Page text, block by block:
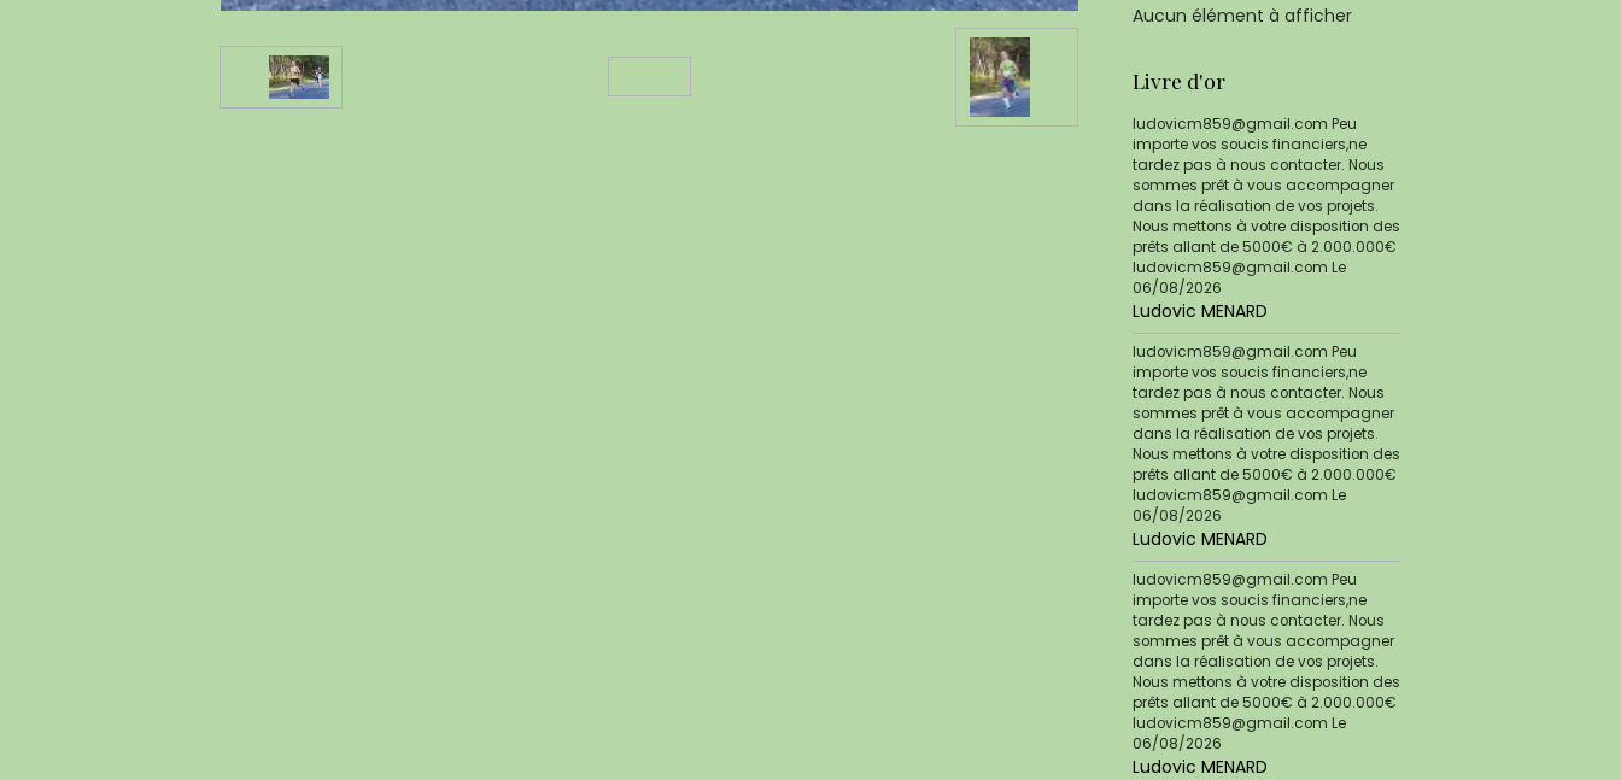
Aucun élément à afficher
Livre d'or
ludovicm859@gmail.com Peu
importe vos soucis financiers,ne
tardez pas à nous contacter. Nous
sommes prêt à vous accompagner
dans la réalisation de vos projets.
Nous mettons à votre disposition des
prêts allant de 5000€ à 2.000.000€
ludovicm859@gmail.com Le
06/08/2026
Ludovic MENARD
ludovicm859@gmail.com Peu
importe vos soucis financiers,ne
tardez pas à nous contacter. Nous
sommes prêt à vous accompagner
dans la réalisation de vos projets.
Nous mettons à votre disposition des
prêts allant de 5000€ à 2.000.000€
ludovicm859@gmail.com Le
06/08/2026
Ludovic MENARD
ludovicm859@gmail.com Peu
importe vos soucis financiers,ne
tardez pas à nous contacter. Nous
sommes prêt à vous accompagner
dans la réalisation de vos projets.
Nous mettons à votre disposition des
prêts allant de 5000€ à 2.000.000€
ludovicm859@gmail.com Le
06/08/2026
Ludovic MENARD